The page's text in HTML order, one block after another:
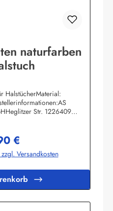
naturfarben
HalstücherMaterial:
Str. 1226409
Preis:
€
Versandkosten